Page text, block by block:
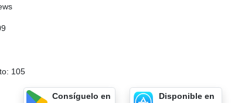
105
Consíguelo en
Disponible en